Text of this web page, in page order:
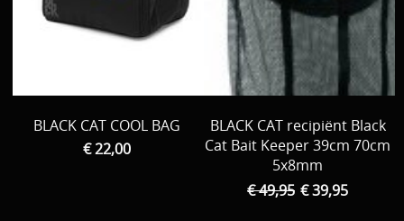
cadeau bon
2e hands 2e kans
BLACK CAT COOL BAG
€ 22,00
BLACK CAT recipiënt Black
Cat Bait Keeper 39cm 70cm
5x8mm
€ 49,95 € 39,95